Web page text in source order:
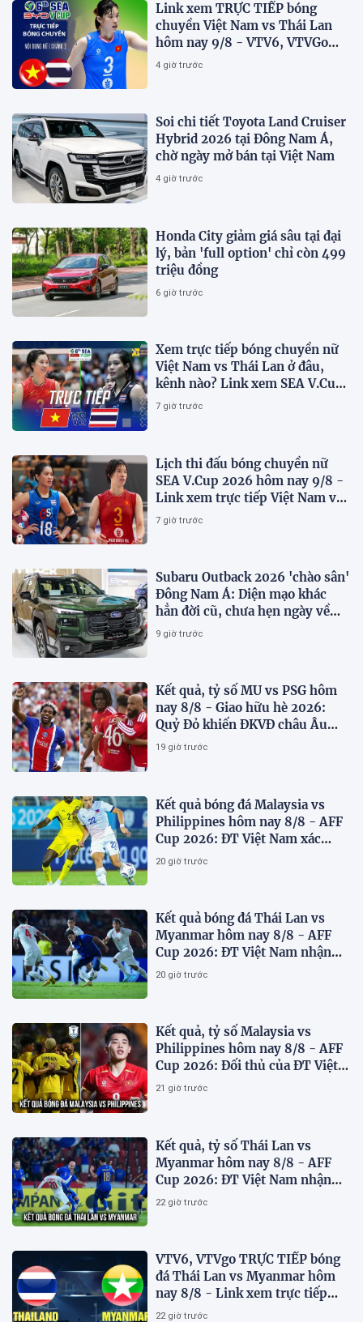
Link xem TRỰC TIẾP bóng
chuyền Việt Nam vs Thái Lan
hôm nay 9/8 - VTV6, VTVGo
trực tiếp SEA V.Cup 2026 mới
4 giờ trước
Soi chi tiết Toyota Land Cruiser
Hybrid 2026 tại Đông Nam Á,
chờ ngày mở bán tại Việt Nam
4 giờ trước
Honda City giảm giá sâu tại đại
lý, bản 'full option' chỉ còn 499
triệu đồng
6 giờ trước
Xem trực tiếp bóng chuyền nữ
Việt Nam vs Thái Lan ở đâu,
kênh nào? Link xem SEA V.Cup
2026 mới nhất
7 giờ trước
Lịch thi đấu bóng chuyền nữ
SEA V.Cup 2026 hôm nay 9/8 -
Link xem trực tiếp Việt Nam vs
Thái Lan
7 giờ trước
Subaru Outback 2026 'chào sân'
Đông Nam Á: Diện mạo khác
hẳn đời cũ, chưa hẹn ngày về
Việt Nam
9 giờ trước
Kết quả, tỷ số MU vs PSG hôm
nay 8/8 - Giao hữu hè 2026:
Quỷ Đỏ khiến ĐKVĐ châu Âu
toát mồ hôi
19 giờ trước
Kết quả bóng đá Malaysia vs
Philippines hôm nay 8/8 - AFF
Cup 2026: ĐT Việt Nam xác
định đối thủ
20 giờ trước
Kết quả bóng đá Thái Lan vs
Myanmar hôm nay 8/8 - AFF
Cup 2026: ĐT Việt Nam nhận
'chiến thư'
20 giờ trước
Kết quả, tỷ số Malaysia vs
Philippines hôm nay 8/8 - AFF
Cup 2026: Đối thủ của ĐT Việt
Nam lộ diện
21 giờ trước
Kết quả, tỷ số Thái Lan vs
Myanmar hôm nay 8/8 - AFF
Cup 2026: ĐT Việt Nam nhận
tin vui
22 giờ trước
VTV6, VTVgo TRỰC TIẾP bóng
đá Thái Lan vs Myanmar hôm
nay 8/8 - Link xem trực tiếp
AFF Cup 2026 mới nhất
22 giờ trước